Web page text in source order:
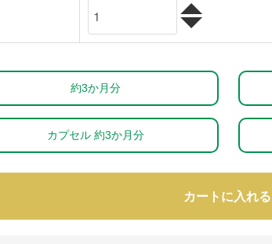
約3か月分
カプセル 約3か月分
カートに入れる